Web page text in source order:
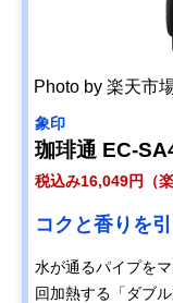
Photo by 楽天市
象印
珈琲通 EC-
税込み16,049円（楽
コクと香りを
水が通るパイプを
回加熱する「ダブ